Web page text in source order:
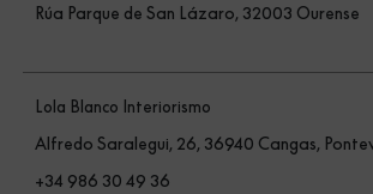
Rúa Parque de San Lázaro, 32003 Ourense
Lola Blanco Interiorismo
Alfredo Saralegui, 26, 36940 Cangas,
+34 986 30 49 36